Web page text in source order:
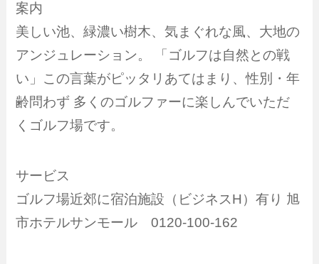
案内
美しい池、緑濃い樹木、気まぐれな風、大地の
アンジュレーション。 「ゴルフは自然との戦
い」この言葉がピッタリあてはまり、性別・年
齢問わず 多くのゴルファーに楽しんでいただ
くゴルフ場です。
サービス
ゴルフ場近郊に宿泊施設（ビジネスH）有り 旭
市ホテルサンモール 0120-100-162